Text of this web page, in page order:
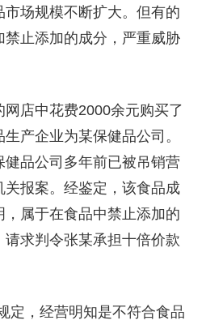
场规模不断扩大。但有的
禁止添加的成分，严重威胁
店中花费2000余元购买了
产企业为某保健品公司。
品公司多年前已被吊销营
关报案。经鉴定，该食品成
属于在食品中禁止添加的
求判令张某承担十倍价款
，经营明知是不符合食品